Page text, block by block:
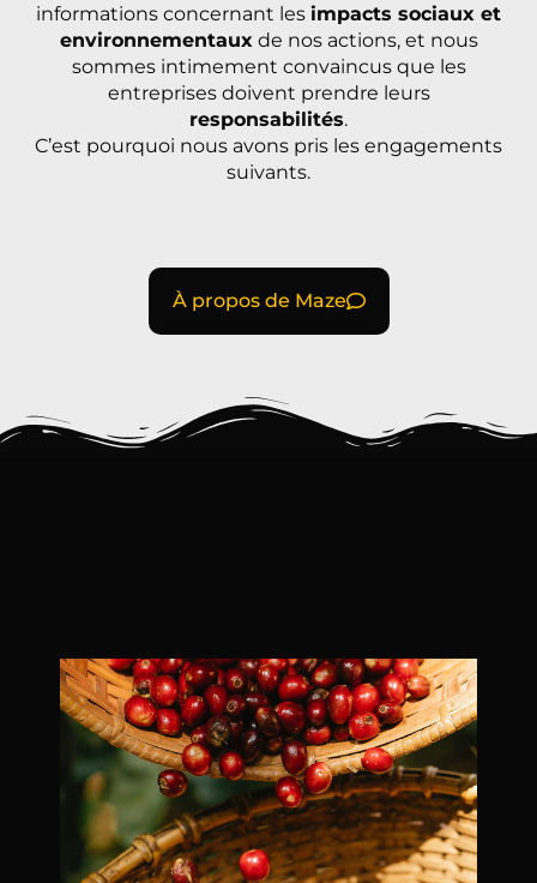
informations concernant les impacts sociaux et
environnementauxde nos actions, et nous
sommes intimement convaincus que les
entreprises doivent prendre leurs
responsabilités.
C’est pourquoi nous avons pris les engagements
suivants.
À propos de Maze